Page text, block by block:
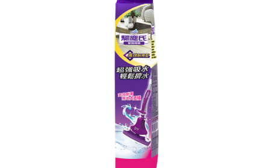
boleh melanjutkan tempoh pembayaran anda sebelum anda menerima
pesanan. Walau bagaimanapun, tiada jaminan bahawa anda boleh
menerima pesanan anda semasa tempoh pembayaran (cth.: produk
prapesanan atau produk yang mungkin mengambil masa yang lebih
lama untuk dihantar). Oleh itu, anda dikehendaki membuat pembayaran
kepada AFTEE dalam tempoh sama ada anda menerima pesanan.
1. Jumlah yang diperakui untuk pengguna kali pertama boleh sehingga
NT$10,000. Amaun diperakui sebenar yang diluluskan akan berdasarkan
keputusan pensijilan dan semakan oleh AFTEE.
2. Amaun perbelanjaan minimum mestilah lebih besar daripada NT$20.
3. Pada masa ini hanya tersedia untuk ahli Taiwan.
NT$60/pesanan | Penghantaran percuma untuk pesanan
NT$120/pesanan | Penghantaran percuma untuk pesanan